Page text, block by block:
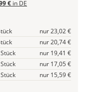
€ in DE
nur 23,02 €
nur 20,74 €
nur 19,41 €
nur 17,05 €
nur 15,59 €